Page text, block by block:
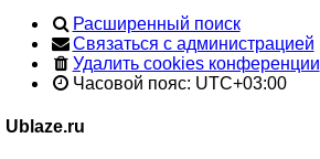
Расширенный поиск
Связаться с администрацией
Удалить cookies конференции
Часовой пояс: UTC+03:00
Ublaze.ru